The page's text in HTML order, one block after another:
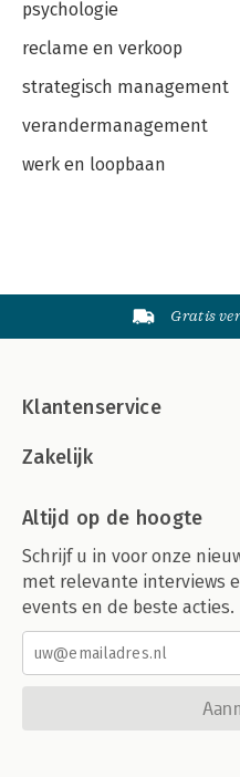
psychologie
reclame en verkoop
strategisch management
verandermanagement
werk en loopbaan
Gratis
Klantenservice
Zakelijk
Altijd op de hoogte
Schrijf u in voor onze
met relevante interviews
events en de beste acties.